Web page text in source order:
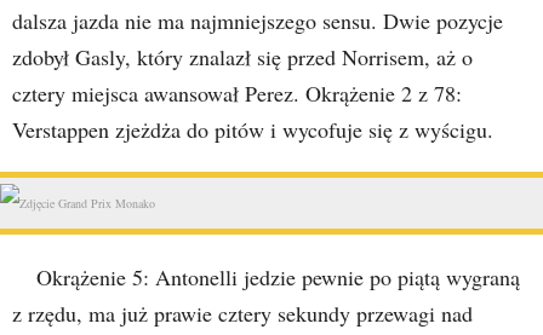
dalsza jazda nie ma najmniejszego sensu. Dwie pozycje
zdobył Gasly, który znalazł się przed Norrisem, aż o
cztery miejsca awansował Perez. Okrążenie 2 z 78:
Verstappen zjeżdża do pitów i wycofuje się z wyścigu.
Okrążenie 5: Antonelli jedzie pewnie po piątą wygraną
z rzędu, ma już prawie cztery sekundy przewagi nad